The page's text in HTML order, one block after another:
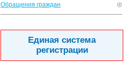
Обращения граждан
Единая система
регистрации